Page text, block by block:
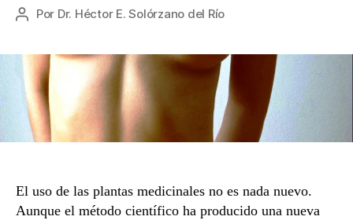
Autor
entrada
Por Dr. Héctor E. Solórzano del Río
El uso de las plantas medicinales no es nada nuevo.
Aunque el método científico ha producido una nueva